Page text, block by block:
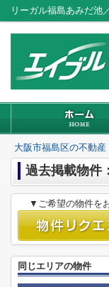
リーガル福島あみだ池
大阪市福島区の不動
過去掲載物件
▼ご希望の物件を
同じエリアの物件